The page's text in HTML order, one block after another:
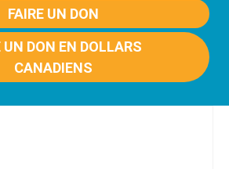
FAIRE UN DON
UN DON EN DOLLARS
CANADIENS